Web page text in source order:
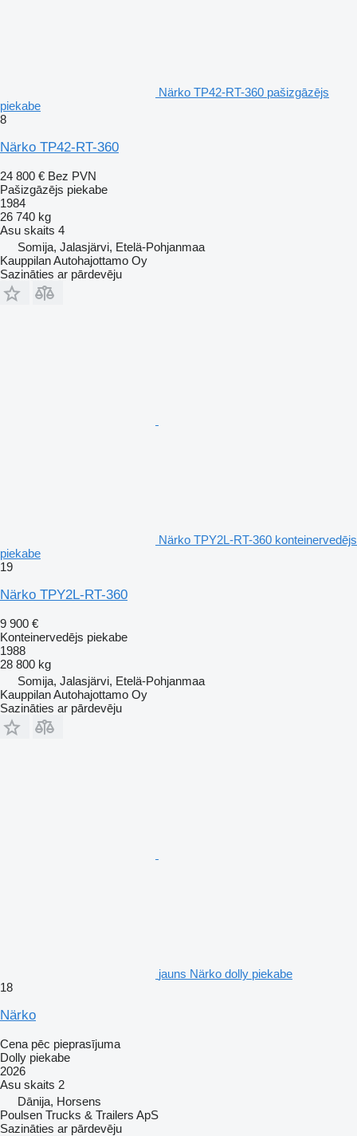
Närko TP42-RT-360 pašizgāzējs
piekabe
8
Närko TP42-RT-360
24 800 € Bez PVN
Pašizgāzējs piekabe
1984
26 740 kg
Asu skaits 4
Somija, Jalasjärvi, Etelä-Pohjanmaa
Kauppilan Autohajottamo Oy
Sazināties ar pārdevēju
Närko TPY2L-RT-360 konteinervedējs
piekabe
19
Närko TPY2L-RT-360
9 900 €
Konteinervedējs piekabe
1988
28 800 kg
Somija, Jalasjärvi, Etelä-Pohjanmaa
Kauppilan Autohajottamo Oy
Sazināties ar pārdevēju
jauns Närko dolly piekabe
18
Närko
Cena pēc pieprasījuma
Dolly piekabe
2026
Asu skaits 2
Dānija, Horsens
Poulsen Trucks & Trailers ApS
Sazināties ar pārdevēju